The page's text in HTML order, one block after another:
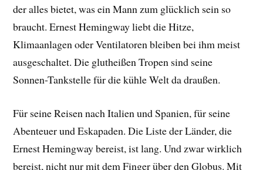
der alles bietet, was ein Mann zum glücklich sein so
braucht. Ernest Hemingway liebt die Hitze,
Klimaanlagen oder Ventilatoren bleiben bei ihm meist
ausgeschaltet. Die glutheißen Tropen sind seine
Sonnen-Tankstelle für die kühle Welt da draußen.
Für seine Reisen nach Italien und Spanien, für seine
Abenteuer und Eskapaden. Die Liste der Länder, die
Ernest Hemingway bereist, ist lang. Und zwar wirklich
bereist, nicht nur mit dem Finger über den Globus. Mit